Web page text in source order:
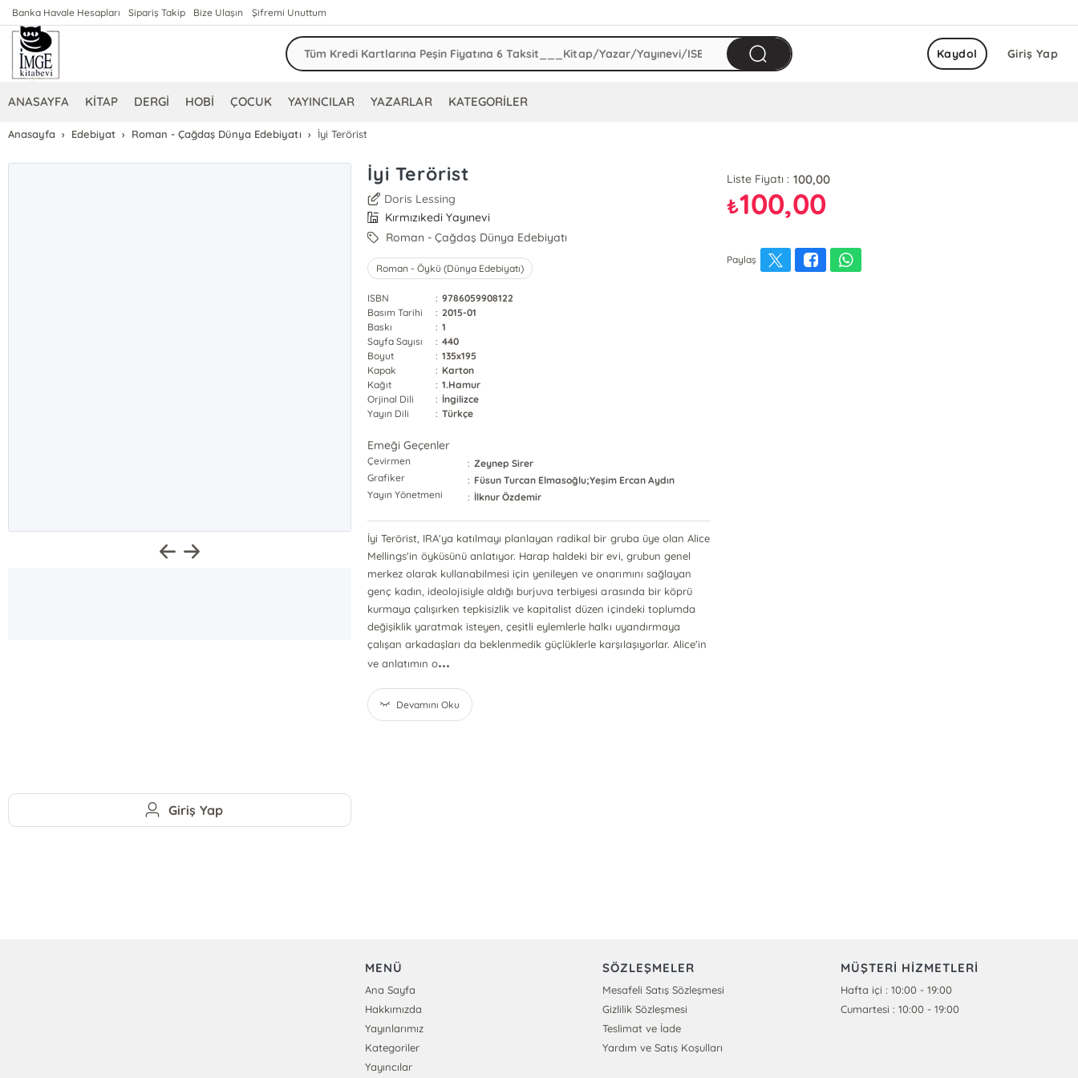
Banka Havale Hesapları Sipariş Takip Bize Ulaşın Şifremi Unuttum
Giriş Yap
Kaydol
ANASAYFA KİTAP DERGİ HOBİ ÇOCUK YAYINCILAR YAZARLAR KATEGORİLER
Anasayfa Edebiyat Roman - Çağdaş Dünya Edebiyatı İyi Terörist
İyi Terörist
Doris Lessing
Kırmızıkedi Yayınevi
Roman - Çağdaş Dünya Edebiyatı
Roman - Öykü (Dünya Edebiyatı)
ISBN : 9786059908122
Basım Tarihi
: 2015-01
Baskı
: 1
Sayfa Sayısı
: 440
Boyut
: 135x195
Kapak
: Karton
Kağıt
: 1.Hamur
Orjinal Dili
: İngilizce
Yayın Dili
: Türkçe
Emeği Geçenler
Çevirmen : Zeynep Sirer
Grafiker
: Füsun Turcan Elmasoğlu;Yeşim Ercan Aydın
Yayın Yönetmeni
: İlknur Özdemir
İyi Terörist, IRA'ya katılmayı planlayan radikal bir gruba üye olan Alice
Mellings'in öyküsünü anlatıyor. Harap haldeki bir evi, grubun genel
merkez olarak kullanabilmesi için yenileyen ve onarımını sağlayan
genç kadın, ideolojisiyle aldığı burjuva terbiyesi arasında bir köprü
kurmaya çalışırken tepkisizlik ve kapitalist düzen içindeki toplumda
değişiklik yaratmak isteyen, çeşitli eylemlerle halkı uyandırmaya
çalışan arkadaşları da beklenmedik güçlüklerle karşılaşıyorlar. Alice'in
ve anlatımın o...
Devamını Oku
Liste Fiyatı : 100,00
₺100,00
Paylaş
Giriş Yap
MENÜ
Ana Sayfa
Hakkımızda
Yayınlarımız
Kategoriler
Yayıncılar
SÖZLEŞMELER
Mesafeli Satış Sözleşmesi
Gizlilik Sözleşmesi
Teslimat ve İade
Yardım ve Satış Koşulları
MÜŞTERİ HİZMETLERİ
Hafta içi : 10:00 - 19:00
Cumartesi : 10:00 - 19:00